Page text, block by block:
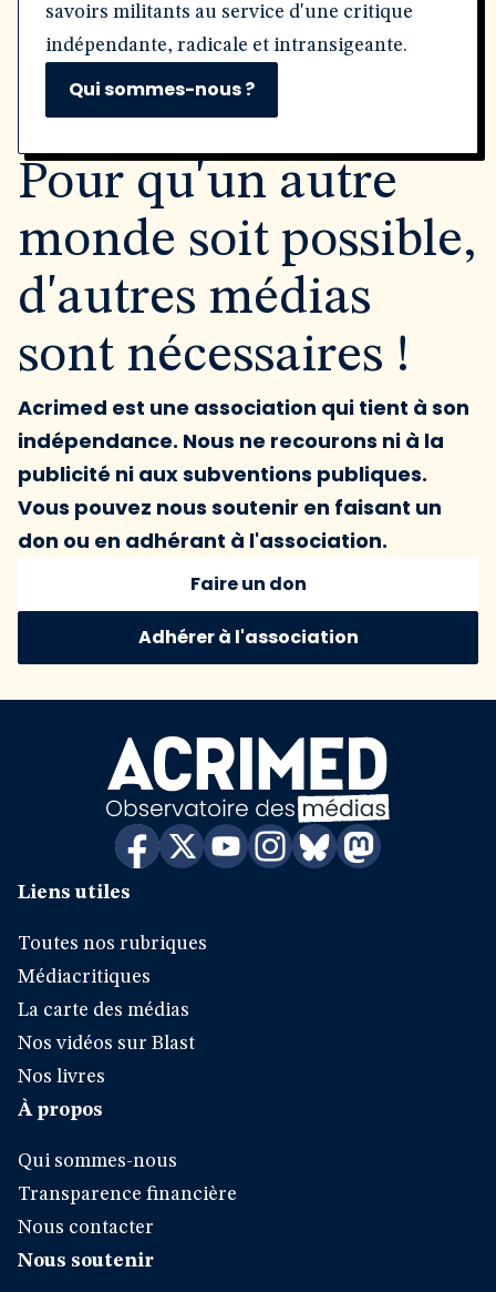
savoirs militants au service d'une critique
indépendante, radicale et intransigeante.
Qui sommes-nous ?
Pour qu'un autre
monde soit possible,
d'autres médias
sont nécessaires !
Acrimed est une association qui tient à son
indépendance. Nous ne recourons ni à la
publicité ni aux subventions publiques.
Vous pouvez nous soutenir en faisant un
don ou en adhérant à l'association.
Faire un don
Adhérer à l'association
Liens utiles
Toutes nos rubriques
Médiacritiques
La carte des médias
Nos vidéos sur Blast
Nos livres
À propos
Qui sommes-nous
Transparence financière
Nous contacter
Nous soutenir